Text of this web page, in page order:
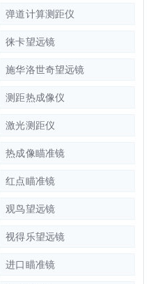
弹道计算测距仪
徕卡望远镜
施华洛世奇望远镜
测距热成像仪
激光测距仪
热成像瞄准镜
红点瞄准镜
观鸟望远镜
视得乐望远镜
进口瞄准镜